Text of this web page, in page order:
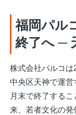
福岡パル
終了へ ─
株式会社パルコ
中央区天神で運
月末で終了する
来、若者文化の